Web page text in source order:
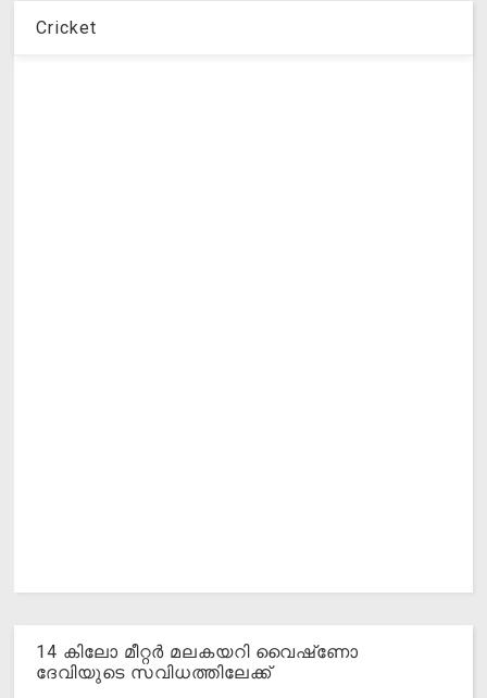
Cricket
14 കിലോ മീറ്റര്‍ മലകയറി വൈഷ്‌ണോ
ദേവിയുടെ സവിധത്തിലേക്ക്